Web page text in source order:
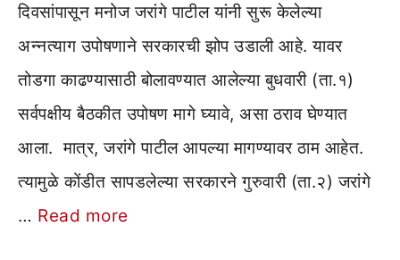
दिवसांपासून मनोज जरांगे पाटील यांनी सुरू केलेल्या
अन्नत्याग उपोषणाने सरकारची झोप उडाली आहे. यावर
तोडगा काढण्यासाठी बोलावण्यात आलेल्या बुधवारी (ता.१)
सर्वपक्षीय बैठकीत उपोषण मागे घ्यावे, असा ठराव घेण्यात
आला. मात्र, जरांगे पाटील आपल्या मागण्यावर ठाम आहेत.
त्यामुळे कोंडीत सापडलेल्या सरकारने गुरुवारी (ता.२) जरांगे
… Read more